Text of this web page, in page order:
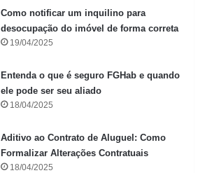
Como notificar um inquilino para
desocupação do imóvel de forma correta
19/04/2025
Entenda o que é seguro FGHab e quando
ele pode ser seu aliado
18/04/2025
Aditivo ao Contrato de Aluguel: Como
Formalizar Alterações Contratuais
18/04/2025